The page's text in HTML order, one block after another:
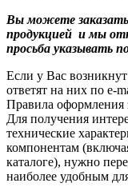
Вы можете
продукцией и мы
просьба указывать
Если у Вас
ответят на них по e-
Правила оформления
Для получения
технические
компонентам
каталоге), нужно
наиболее удобным